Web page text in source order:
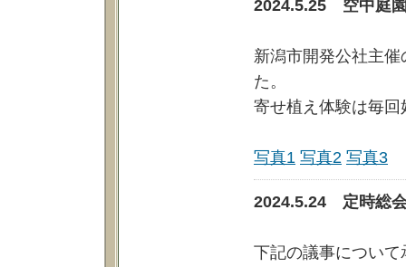
2024.5.25 空中庭
新潟市開発公社主
た。
寄せ植え体験は毎
写真1 写真2 写真3
2024.5.24 定時総
下記の議事につい